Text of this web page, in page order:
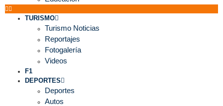
TURISMO
Turismo Noticias
Reportajes
Fotogalería
Videos
F1
DEPORTES
Deportes
Autos